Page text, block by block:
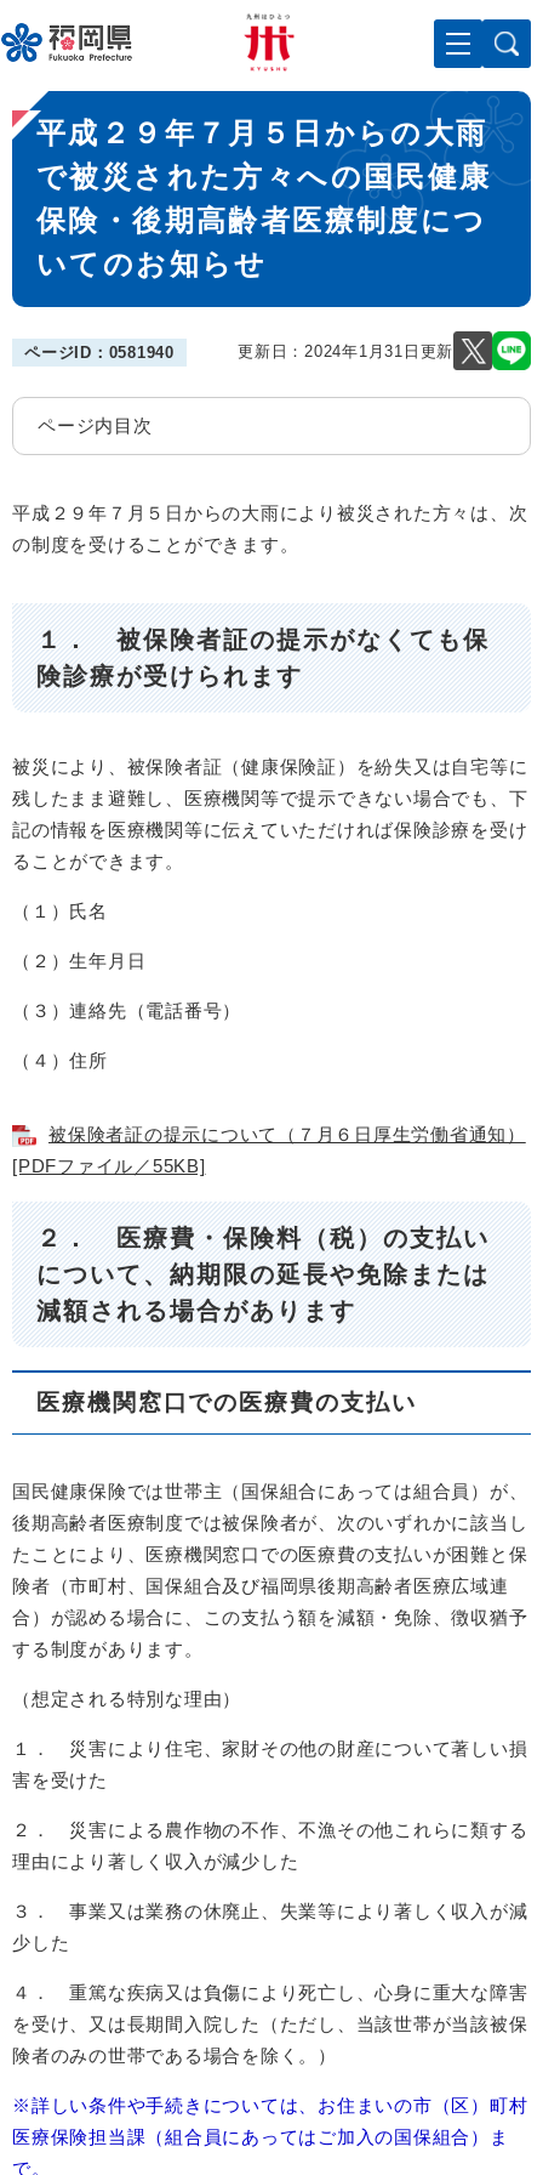
ー
ジ
先
頭
メニューを飛ばして本文へ
本
文
平成２９年７月５日からの大雨
で被災された方々への国民健康
保険・後期高齢者医療制度につ
いてのお知らせ
ページID：0581940 更新日：2024年1月31日更新
ページ内目次
平成２９年７月５日からの大雨により被災された方々は、次
の制度を受けることができます。
１． 被保険者証の提示がなくても保
険診療が受けられます
被災により、被保険者証（健康保険証）を紛失又は自宅等に
残したまま避難し、医療機関等で提示できない場合でも、下
記の情報を医療機関等に伝えていただければ保険診療を受け
ることができます。
（１）氏名
（２）生年月日
（３）連絡先（電話番号）
（４）住所
被保険者証の提示について（７月６日厚生労働省通知）
[PDFファイル／55KB]
２． 医療費・保険料（税）の支払い
について、納期限の延長や免除または
減額される場合があります
医療機関窓口での医療費の支払い
国民健康保険では世帯主（国保組合にあっては組合員）が、
後期高齢者医療制度では被保険者が、次のいずれかに該当し
たことにより、医療機関窓口での医療費の支払いが困難と保
険者（市町村、国保組合及び福岡県後期高齢者医療広域連
合）が認める場合に、この支払う額を減額・免除、徴収猶予
する制度があります。
（想定される特別な理由）
１． 災害により住宅、家財その他の財産について著しい損
害を受けた
２． 災害による農作物の不作、不漁その他これらに類する
理由により著しく収入が減少した
３． 事業又は業務の休廃止、失業等により著しく収入が減
少した
４． 重篤な疾病又は負傷により死亡し、心身に重大な障害
を受け、又は長期間入院した（ただし、当該世帯が当該被保
険者のみの世帯である場合を除く。）
※詳しい条件や手続きについては、お住まいの市（区）町村
医療保険担当課（組合員にあってはご加入の国保組合）ま
で。